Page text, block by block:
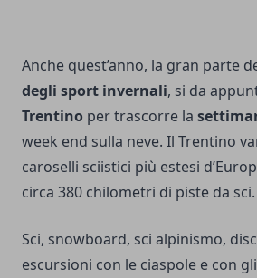
Anche quest’anno, la gran parte
degli sport invernali, si da
Trentino per trascorre la
week end sulla neve. Il Trentino
caroselli sciistici più estesi
circa 380 chilometri di piste da sci.
Sci, snowboard, sci alpinismo,
escursioni con le ciaspole e con